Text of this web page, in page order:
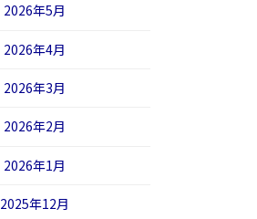
2026年5月
2026年4月
2026年3月
2026年2月
2026年1月
2025年12月